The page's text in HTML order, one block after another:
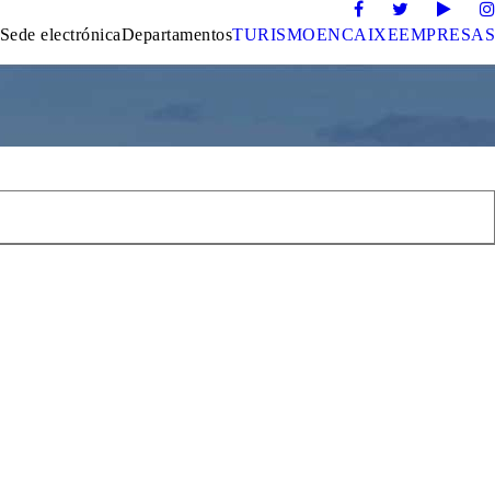
Sede electrónicaDepartamentosTURISMOENCAIXEEMPRESAS